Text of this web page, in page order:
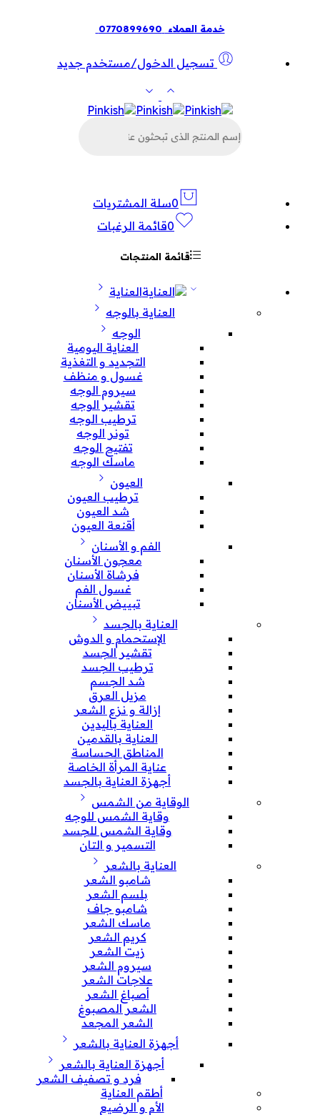
خدمة العملاء 0770899690
تسجيل الدخول/مستخدم جديد
عن
0سلة المشتريات
0قائمة الرغبات
قائمة المنتجات
العناية
العناية بالوجه
الوجه
العناية اليومية
التجديد و التغذية
غسول و منظف
سيروم الوجه
تقشير الوجه
ترطيب الوجه
تونر الوجه
تفتيح الوجه
ماسك الوجه
العيون
ترطيب العيون
شد العيون
أقنعة العيون
الفم و الأسنان
معجون الأسنان
فرشاة الأسنان
غسول الفم
تبييض الأسنان
العناية بالجسد
الإستحمام و الدوش
تقشير الجسد
ترطيب الجسد
شد الجسم
مزيل العرق
إزالة و نزع الشعر
العناية باليدين
العناية بالقدمين
المناطق الحساسة
عناية المرأة الخاصة
أجهزة العناية بالجسد
الوقاية من الشمس
وقاية الشمس للوجه
وقاية الشمس للجسد
التسمير و التان
العناية بالشعر
شامبو الشعر
بلسم الشعر
شامبو جاف
ماسك الشعر
كريم الشعر
زيت الشعر
سيروم الشعر
علاجات الشعر
أصباغ الشعر
الشعر المصبوغ
الشعر المجعد
أجهزة العناية بالشعر
أجهزة العناية بالشعر
فرد و تصفيف الشعر
أطقم العناية
الأم و الرضيع